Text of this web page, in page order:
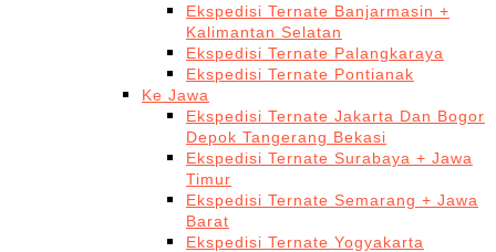
Ekspedisi Ternate Banjarmasin +
Kalimantan Selatan
Ekspedisi Ternate Palangkaraya
Ekspedisi Ternate Pontianak
Ke Jawa
Ekspedisi Ternate Jakarta Dan Bogor
Depok Tangerang Bekasi
Ekspedisi Ternate Surabaya + Jawa
Timur
Ekspedisi Ternate Semarang + Jawa
Barat
Ekspedisi Ternate Yogyakarta